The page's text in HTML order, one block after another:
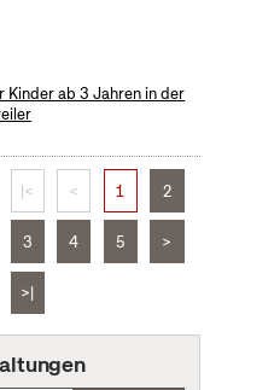
Kinder ab 3 Jahren in der
|< < 1 2
3 4 5 >
>|